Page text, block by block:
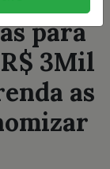
para
3Mil
as